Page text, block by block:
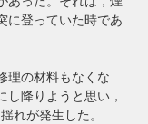
に登っていた時であ
理の材料もなくな
し降りようと思い，
れが発生した。